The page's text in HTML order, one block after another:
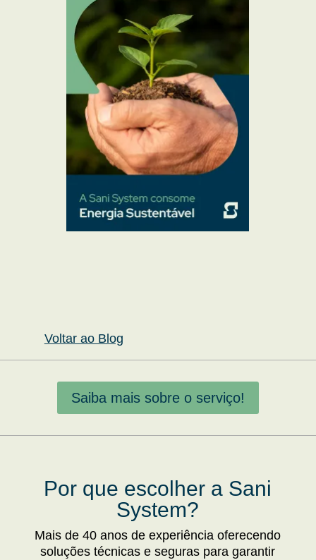
Voltar ao Blog
Saiba mais sobre o serviço!
Por que escolher a Sani
System?
Mais de 40 anos de experiência oferecendo
soluções técnicas e seguras para garantir